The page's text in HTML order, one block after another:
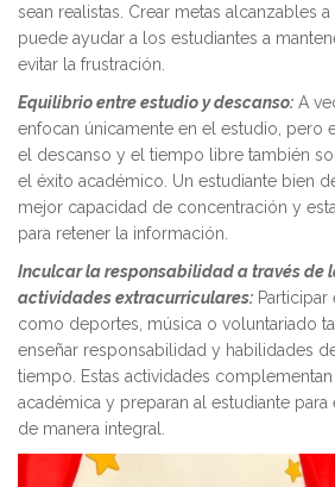
sean realistas. Crear metas alcanzables
puede ayudar a los estudiantes a
evitar la frustración.
Equilibrio entre estudio y descanso: A
enfocan únicamente en el estudio, pero
el descanso y el tiempo libre también
el éxito académico. Un estudiante bien
mejor capacidad de concentración y
para retener la información.
Inculcar la responsabilidad a través de
actividades extracurriculares: Participar
como deportes, música o voluntariado
enseñar responsabilidad y habilidades
tiempo. Estas actividades
académica y preparan al estudiante para
de manera integral.